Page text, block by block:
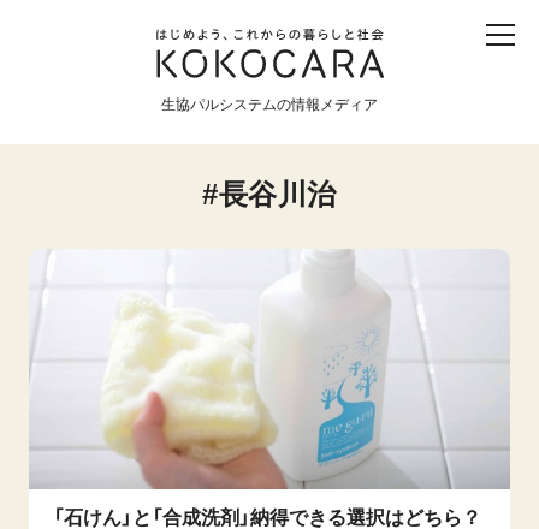
生協パルシステムの情報メディア
産直 食育 食べる 震災
暮らしと社会
生協の宅配パルシステム
長谷川治
「石けん」と「合成洗剤」納得できる選択はどちら？